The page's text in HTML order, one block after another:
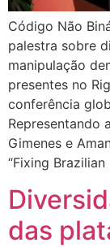
Código Não
palestra sobre
manipulação
presentes no
conferência
Representando
Gimenes e
“Fixing
das